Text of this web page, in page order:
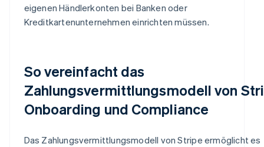
eigenen Händlerkonten bei Banken oder
Kreditkartenunternehmen einrichten müssen.
So vereinfacht das
Zahlungsvermittlungsmodell von
Onboarding und Compliance
Das Zahlungsvermittlungsmodell von Stripe ermöglicht es